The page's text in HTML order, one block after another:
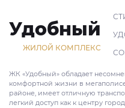
Удобный
ЖИЛОЙ КОМПЛЕКС
ЖК «Удобный» обладает
комфортной жизни в
районе, имеет отличную
легкий доступ как к центру